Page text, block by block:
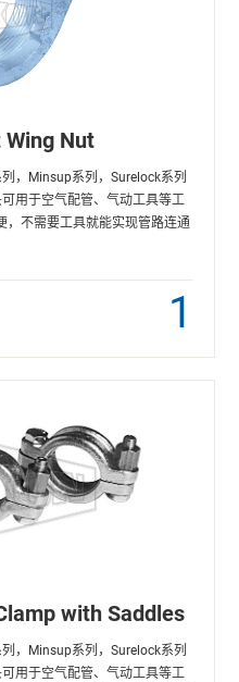
Nut
，Minsup系列，Surelock系列
用于空气配管、气动工具等工
，不需要工具就能实现管路连通
1
with Saddles
，Minsup系列，Surelock系列
用于空气配管、气动工具等工